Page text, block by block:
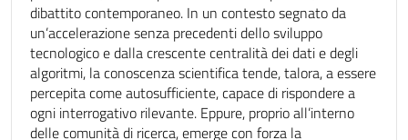
dibattito contemporaneo. In un contesto segnato da
un’accelerazione senza precedenti dello sviluppo
tecnologico e dalla crescente centralità dei dati e degli
algoritmi, la conoscenza scientifica tende, talora, a essere
percepita come autosufficiente, capace di rispondere a
ogni interrogativo rilevante. Eppure, proprio all’interno
delle comunità di ricerca, emerge con forza la